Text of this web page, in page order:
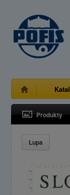
Produkty
Lupa